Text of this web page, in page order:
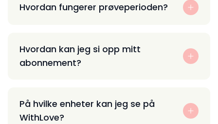
Hvordan fungerer prøveperioden?
Hvordan kan jeg si opp mitt
abonnement?
På hvilke enheter kan jeg se på
WithLove?